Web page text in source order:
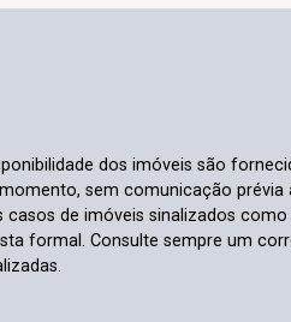
dos imóveis são
sem comunicação prévia
de imóveis sinalizados como
formal. Consulte sempre um